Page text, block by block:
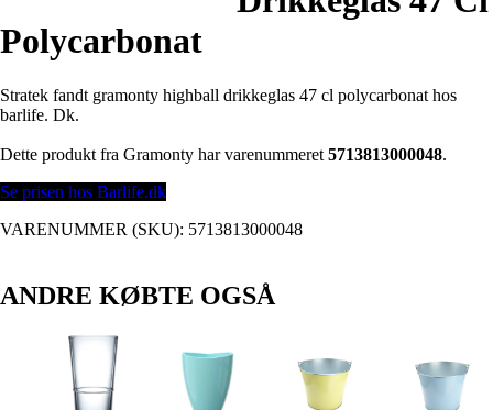
Polycarbonat
Stratek fandt gramonty highball drikkeglas 47 cl polycarbonat hos
barlife. Dk.
Dette produkt fra Gramonty har varenummeret 5713813000048.
Se prisen hos Barlife.dk
VARENUMMER (SKU): 5713813000048
ANDRE KØBTE OGSÅ